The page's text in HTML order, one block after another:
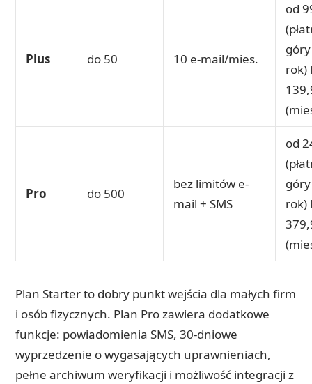
Plus do 50 10 e-mail/mies.
od
góry
rok)
Pro do 500
bez limitów e-
mail + SMS
od
góry
rok)
Plan Starter to dobry punkt wejścia dla małych firm
i osób fizycznych. Plan Pro zawiera dodatkowe
funkcje: powiadomienia SMS, 30-dniowe
wyprzedzenie o wygasających uprawnieniach,
pełne archiwum weryfikacji i możliwość integracji z